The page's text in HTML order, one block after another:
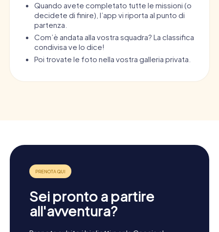
Quando avete completato tutte le missioni (o
decidete di finire), l’app vi riporta al punto di
partenza.
Com’è andata alla vostra squadra? La classifica
condivisa ve lo dice!
Poi trovate le foto nella vostra galleria privata.
Sei pronto a partire
all'avventura?